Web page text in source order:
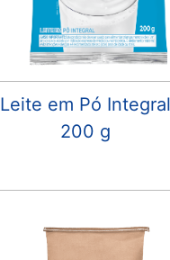
Leite em Pó Integral
200 g